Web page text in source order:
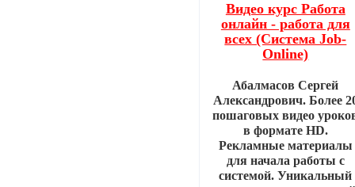
Видео курс Работа
онлайн - работа для
всех (Система Job-
Online)
Абалмасов Сергей
Александрович. Более
пошаговых видео
в формате HD.
Рекламные материалы
для начала работы с
системой. Уникальный